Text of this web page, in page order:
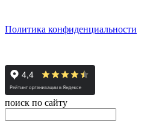
Политика конфиденциальности
поиск по сайту